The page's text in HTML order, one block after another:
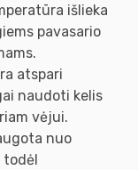
išlieka
pavasario
atspari
naudoti kelis
vėjui.
nuo
todėl